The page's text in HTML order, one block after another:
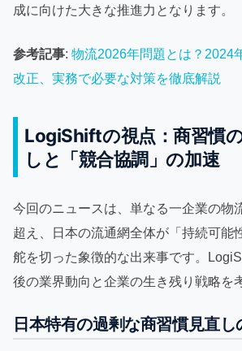
成に向けた大きな推進力となります。
参考記事: 物流2026年問題とは？2024
改正、実務で必要な対策を徹底解説
LogiShiftの視点：商習慣
しと「競合協調」の加速
今回のニュースは、単なる一企業の物
超え、日本の流通網全体が「持続可能
舵を切った象徴的な出来事です。
後の業界動向と企業の生き残り戦略を
日本特有の過剰な商習慣見直し